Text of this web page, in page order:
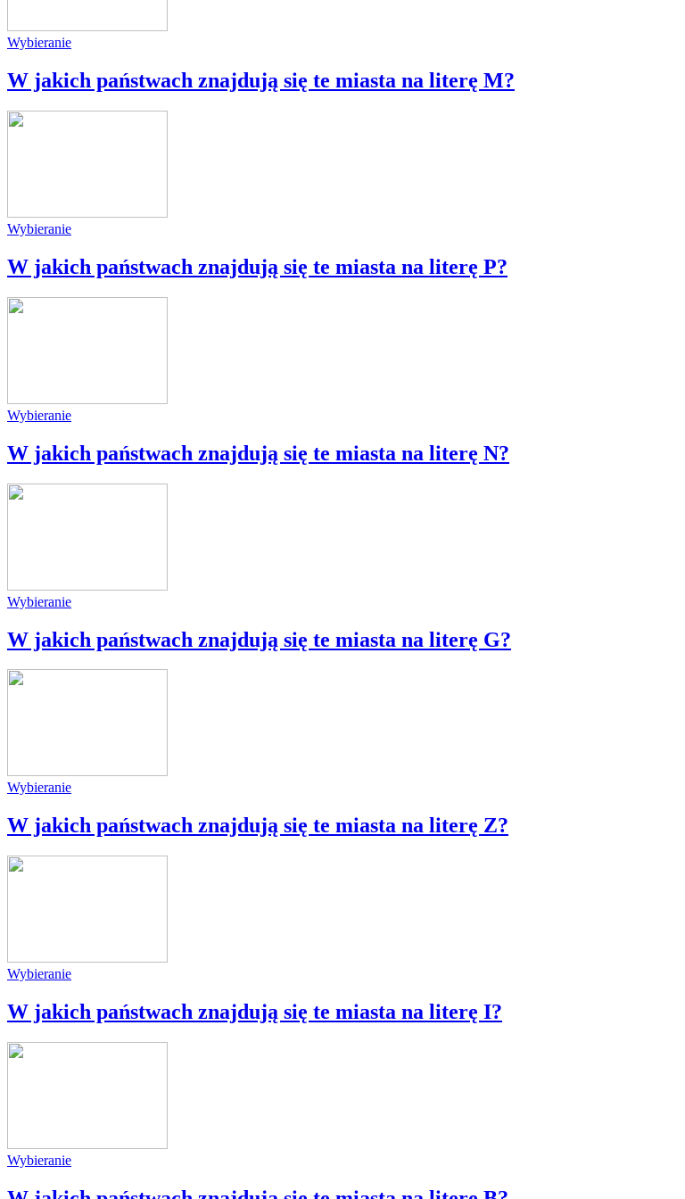
Wybieranie
W jakich państwach znajdują się te miasta na literę M?
Wybieranie
W jakich państwach znajdują się te miasta na literę P?
Wybieranie
W jakich państwach znajdują się te miasta na literę N?
Wybieranie
W jakich państwach znajdują się te miasta na literę G?
Wybieranie
W jakich państwach znajdują się te miasta na literę Z?
Wybieranie
W jakich państwach znajdują się te miasta na literę I?
Wybieranie